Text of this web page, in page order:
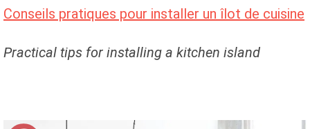
Conseils pratiques pour installer un îlot de cuisine
Practical tips for installing a kitchen island